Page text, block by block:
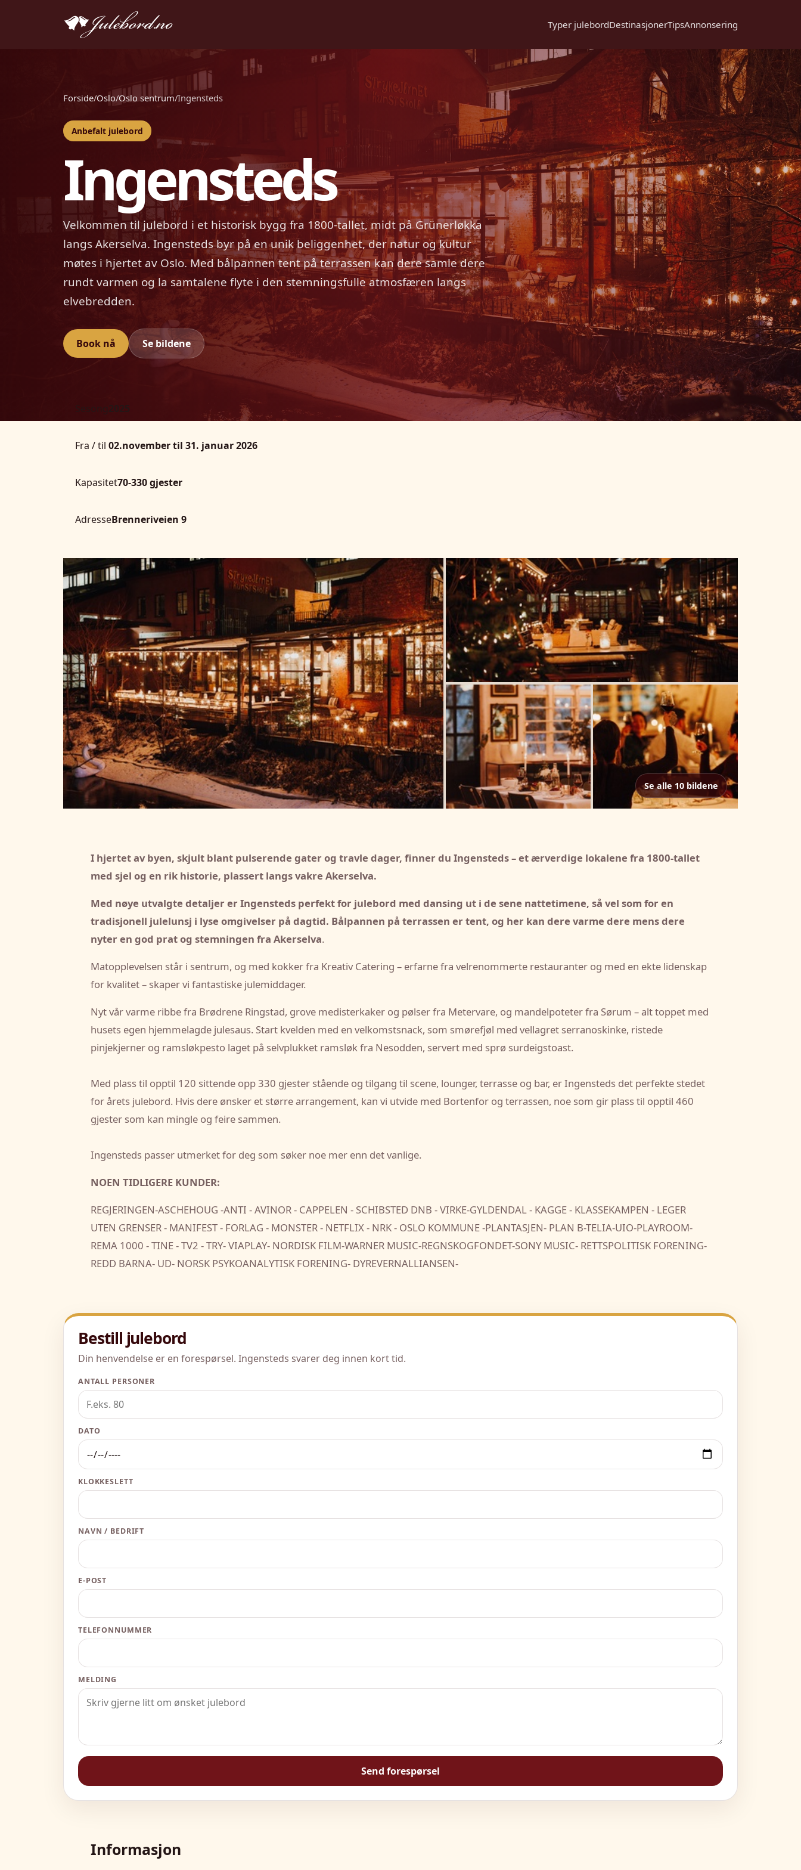
Typer julebordDestinasjonerTipsAnnonsering
Forside/Oslo/Oslo sentrum/Ingensteds
Anbefalt julebord
Ingensteds
Velkommen til julebord i et historisk bygg fra 1800-tallet, midt på Grünerløkka
langs Akerselva. Ingensteds byr på en unik beliggenhet, der natur og kultur
møtes i hjertet av Oslo. Med bålpannen tent på terrassen kan dere samle dere
rundt varmen og la samtalene flyte i den stemningsfulle atmosfæren langs
elvebredden.
Book nå Se bildene
Sesong2025
Fra / til 02.november til 31. januar 2026
Kapasitet70-330 gjester
AdresseBrenneriveien 9
Se alle 10 bildene
I hjertet av byen, skjult blant pulserende gater og travle dager, finner du Ingensteds – et ærverdige lokalene fra 1800-tallet
med sjel og en rik historie, plassert langs vakre Akerselva.
Med nøye utvalgte detaljer er Ingensteds perfekt for julebord med dansing ut i de sene nattetimene, så vel som for en
tradisjonell julelunsj i lyse omgivelser på dagtid. Bålpannen på terrassen er tent, og her kan dere varme dere mens dere
nyter en god prat og stemningen fra Akerselva.
Matopplevelsen står i sentrum, og med kokker fra Kreativ Catering – erfarne fra velrenommerte restauranter og med en ekte lidenskap
for kvalitet – skaper vi fantastiske julemiddager.
Nyt vår varme ribbe fra Brødrene Ringstad, grove medisterkaker og pølser fra Metervare, og mandelpoteter fra Sørum – alt toppet med
husets egen hjemmelagde julesaus. Start kvelden med en velkomstsnack, som smørefjøl med vellagret serranoskinke, ristede
pinjekjerner og ramsløkpesto laget på selvplukket ramsløk fra Nesodden, servert med sprø surdeigstoast.
Med plass til opptil 120 sittende opp 330 gjester stående og tilgang til scene, lounger, terrasse og bar, er Ingensteds det perfekte stedet
for årets julebord. Hvis dere ønsker et større arrangement, kan vi utvide med Bortenfor og terrassen, noe som gir plass til opptil 460
gjester som kan mingle og feire sammen.
Ingensteds passer utmerket for deg som søker noe mer enn det vanlige.
NOEN TIDLIGERE KUNDER:
REGJERINGEN-ASCHEHOUG -ANTI - AVINOR - CAPPELEN - SCHIBSTED DNB - VIRKE-GYLDENDAL - KAGGE - KLASSEKAMPEN - LEGER
UTEN GRENSER - MANIFEST - FORLAG - MONSTER - NETFLIX - NRK - OSLO KOMMUNE -PLANTASJEN- PLAN B-TELIA-UIO-PLAYROOM-
REMA 1000 - TINE - TV2 - TRY- VIAPLAY- NORDISK FILM-WARNER MUSIC-REGNSKOGFONDET-SONY MUSIC- RETTSPOLITISK FORENING-
REDD BARNA- UD- NORSK PSYKOANALYTISK FORENING- DYREVERNALLIANSEN-
Bestill julebord
Din henvendelse er en forespørsel. Ingensteds svarer deg innen kort tid.
ANTALL PERSONER
DATO
KLOKKESLETT
NAVN / BEDRIFT
E-POST
TELEFONNUMMER
MELDING
Send forespørsel
Informasjon